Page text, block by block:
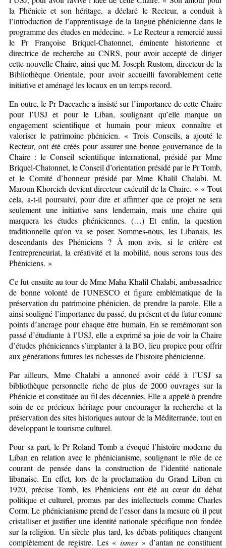
la Phénicie et son héritage, a déclaré le Recteur, a conduit à
l’introduction de l’apprentissage de la langue phénicienne dans le
programme des études en médecine. » Le Recteur a remercié aussi
le Pr Françoise Briquel-Chatonnet, éminente historienne et
directrice de recherche au CNRS, pour avoir accepté de diriger
cette nouvelle Chaire, ainsi que M. Joseph Rustom, directeur de la
Bibliothèque Orientale, pour avoir accueilli favorablement cette
initiative et aménagé les locaux en un temps record.
En outre, le Pr Daccache a insisté sur l’importance de cette Chaire
pour l’USJ et pour le Liban, soulignant qu’elle marque un
engagement scientifique et humain pour mieux connaître et
valoriser le patrimoine phénicien. « Trois Conseils, a ajouté le
Recteur, ont été créés pour assurer une bonne gouvernance de la
Chaire : le Conseil scientifique international, présidé par Mme
Briquel-Chatonnet, le Conseil d’orientation présidé par le Pr Tomb,
et le Comité d’honneur présidé par Mme Khalil Chalabi. M.
Maroun Khoreich devient directeur exécutif de la Chaire. » « Tout
cela, a-t-il poursuivi, pour dire et affirmer que ce projet ne sera
seulement une initiative sans lendemain, mais une chaire qui
marquera les études phéniciennes. (…) Et enfin, la question
traditionnelle qu'on va se poser. Sommes-nous, les Libanais, les
descendants des Phéniciens ? À mon avis, si le critère est
l'entrepreneuriat, la créativité et la mobilité, nous serons tous des
Phéniciens. »
Ce fut ensuite au tour de Mme Maha Khalil Chalabi, ambassadrice
de bonne volonté de l'UNESCO et figure emblématique de la
préservation du patrimoine phénicien, de prendre la parole. Elle a
ainsi souligné l’importance du passé, du présent et du futur comme
points d’ancrage pour chaque être humain. En se remémorant son
passé d’étudiante à l’USJ, elle a exprimé sa joie de voir la Chaire
d’études phéniciennes s’implanter à la BO, lieu propice pour offrir
aux générations futures les richesses de l’histoire phénicienne.
Par ailleurs, Mme Chalabi a annoncé avoir cédé à l’USJ sa
bibliothèque personnelle riche de plus de 2000 ouvrages sur la
Phénicie et constituée au fil des décennies. Elle a appelé à prendre
soin de ce précieux héritage pour encourager la recherche et la
préservation des sites historiques autour de la Méditerranée, tout en
développant le tourisme culturel.
Pour sa part, le Pr Roland Tomb a évoqué l’histoire moderne du
Liban en relation avec le phénicianisme, soulignant le rôle de ce
courant de pensée dans la construction de l’identité nationale
libanaise. En effet, lors de la proclamation du Grand Liban en
1920, précise Tomb, les Phéniciens ont été au cœur du débat
politique et culturel, promus par des intellectuels comme Charles
Corm. Le phénicianisme prend de l’essor dans la mesure où il peut
cristalliser et justifier une identité nationale spécifique non fondée
sur la religion. Un siècle plus tard, les débats politiques changent
complètement de registre. Les « ismes » d’antan ne constituent